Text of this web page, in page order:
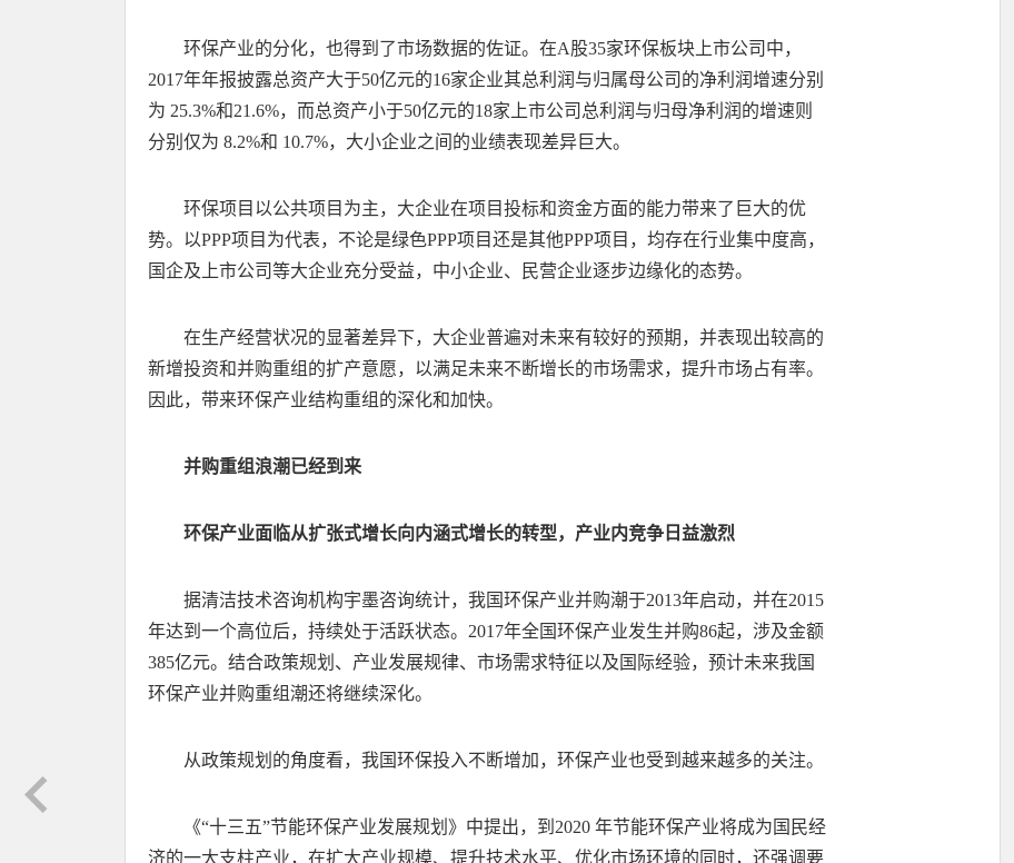
环保产业的分化，也得到了市场数据的佐证。在A股35家环保板块上市公司中，
2017年年报披露总资产大于50亿元的16家企业其总利润与归属母公司的净利润增速分别
为 25.3%和21.6%，而总资产小于50亿元的18家上市公司总利润与归母净利润的增速则
分别仅为 8.2%和 10.7%，大小企业之间的业绩表现差异巨大。
环保项目以公共项目为主，大企业在项目投标和资金方面的能力带来了巨大的优
势。以PPP项目为代表，不论是绿色PPP项目还是其他PPP项目，均存在行业集中度高，
国企及上市公司等大企业充分受益，中小企业、民营企业逐步边缘化的态势。
在生产经营状况的显著差异下，大企业普遍对未来有较好的预期，并表现出较高的
新增投资和并购重组的扩产意愿，以满足未来不断增长的市场需求，提升市场占有率。
因此，带来环保产业结构重组的深化和加快。
并购重组浪潮已经到来
环保产业面临从扩张式增长向内涵式增长的转型，产业内竞争日益激烈
据清洁技术咨询机构宇墨咨询统计，我国环保产业并购潮于2013年启动，并在2015
年达到一个高位后，持续处于活跃状态。2017年全国环保产业发生并购86起，涉及金额
385亿元。结合政策规划、产业发展规律、市场需求特征以及国际经验，预计未来我国
环保产业并购重组潮还将继续深化。
从政策规划的角度看，我国环保投入不断增加，环保产业也受到越来越多的关注。
《“十三五”节能环保产业发展规划》中提出，到2020 年节能环保产业将成为国民经
济的一大支柱产业，在扩大产业规模、提升技术水平、优化市场环境的同时，还强调要